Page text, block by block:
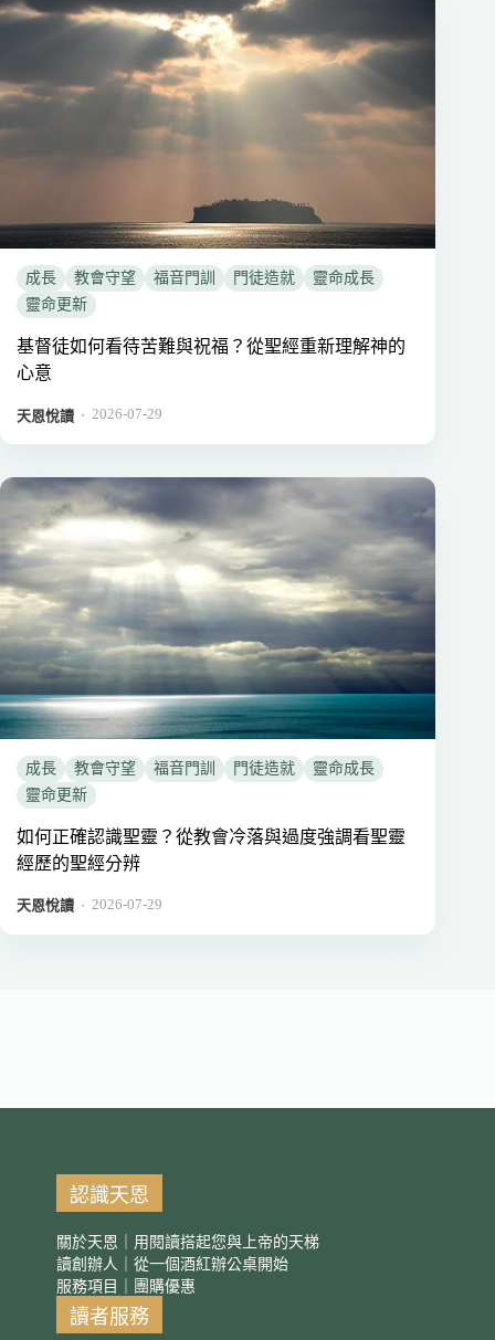
成長 教會守望 福音門訓 門徒造就
靈命成長
靈命更新
基督徒如何看待苦難與祝福？從聖經重新理解神的
心意
天恩悅讀 ． 2026-07-29
成長 教會守望 福音門訓 門徒造就
靈命成長
靈命更新
如何正確認識聖靈？從教會冷落與過度強調看聖靈
經歷的聖經分辨
天恩悅讀 ． 2026-07-29
認識天恩
關於天恩｜用閱讀搭起您與上帝的天梯
讀創辦人｜從一個酒紅辦公桌開始
服務項目｜團購優惠
讀者服務